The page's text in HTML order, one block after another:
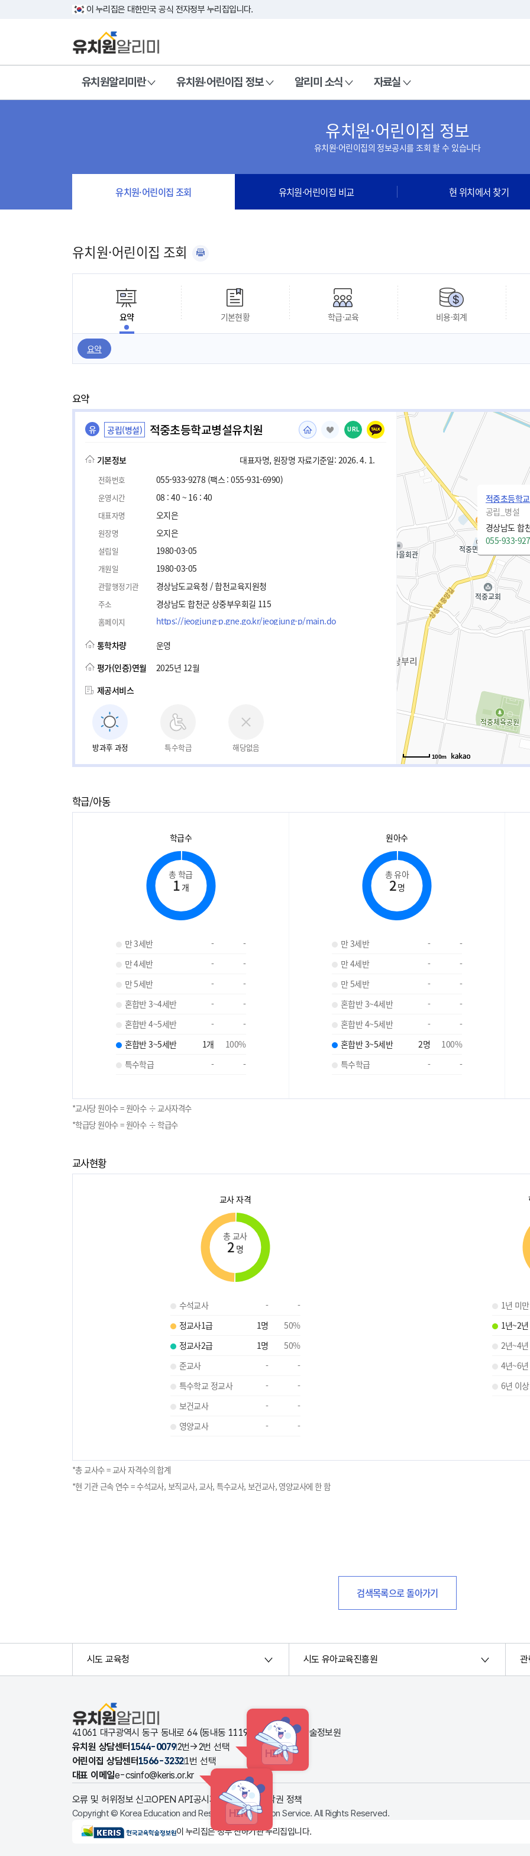
이 누리집은 대한민국 공식 전자정부 누리집입니다.
유치원알리미란 유치원·어린이집 정보 알리미 소식 자료실
유치원·어린이집 정보
유치원·어린이집의 정보공시를 조회 할 수 있습니다
유치원·어린이집 조회 유치원·어린이집 비교 현 위치에서 찾기
유치원·어린이집 조회
요약 기본현황 학급·교육 비용·회계
요약
요약
유 공립(병설) 적중초등학교병설유치원 URL
기본정보 대표자명, 원장명 자료기준일: 2026. 4. 1.
전화번호 055-933-9278 (팩스 : 055-931-6990)
운영시간 08 : 40 ~ 16 : 40
대표자명 오지은
원장명 오지은
설립일 1980-03-05
개원일 1980-03-05
관할행정기관 경상남도교육청 / 합천교육지원청
주소 경상남도 합천군 상중부우회길 115
홈페이지 https://jeogjung-p.gne.go.kr/jeogjung-p/main.do
통학차량
운영
평가(인증)연월
2025년 12월
제공서비스
방과후 과정 특수학급 해당없음
적중초등학
공립_병설
경상남도 합
055-933-
100m
학급/아동
학급수
총 학급
1 개
만 3세반 -
-
만 4세반
-
-
만 5세반
-
-
혼합반 3~4세반
-
-
혼합반 4~5세반
-
-
혼합반 3~5세반
1개 100%
특수학급
- -
원아수
총 유아
2명
만 3세반 -
-
만 4세반
-
-
만 5세반
-
-
혼합반 3~4세반
-
-
혼합반 4~5세반
-
-
혼합반 3~5세반
2명 100%
특수학급
- -
*교사당 원아수 = 원아수 ÷ 교사자격수
*학급당 원아수 = 원아수 ÷ 학급수
교사현황
교사 자격
총 교사
2 명
수석교사 -
-
정교사1급
1명 50%
정교사2급
1명 50%
준교사
-
-
특수학교 정교사
-
-
보건교사
-
-
영양교사
- -
1년 미만
1년~2
2년~4
4년~6
6년 이상
*총 교사수 = 교사 자격수의 합계
*현 기관 근속 연수 = 수석교사, 보직교사, 교사, 특수교사, 보건교사, 영양교사에 한 함
검색목록으로 돌아가기
시도 교육청 시도 유아교육진흥원
유치원알리미
41061 대구광역시 동구 동내로 64 (동내동 1119번지) 한국교육학술정보원
유치원 상담센터 1544-00792번→2번 선택
HINT
어린이집 상담센터 1566-32321번 선택
대표 이메일e-csinfo@keris.or.kr
HINT
오류 및 허위정보 신고OPEN API공시자료 다운로드저작권 정책
Copyright © Korea Education and Research Information Service. All Rights Reserved.
KERIS한국교육학술정보원이 누리집은 정부 산하기관 누리집입니다.